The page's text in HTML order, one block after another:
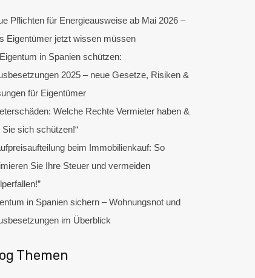
Pflichten für Energieausweise ab Mai 2026 –
Eigentümer jetzt wissen müssen
in Spanien schützen:
2025 – neue Gesetze, Risiken &
für Eigentümer
Welche Rechte Vermieter haben &
Sie sich schützen!“
beim Immobilienkauf: So
Sie Ihre Steuer und vermeiden
in Spanien sichern – Wohnungsnot und
im Überblick
Themen